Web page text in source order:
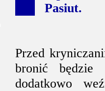
Pasiut.
Przed
bronić będzie
dodatkowo